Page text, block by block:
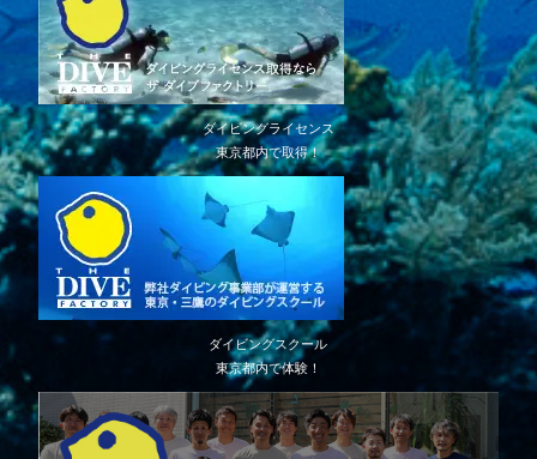
ダイビングライセンス
東京都内で取得！
ダイビングスクール
東京都内で体験！